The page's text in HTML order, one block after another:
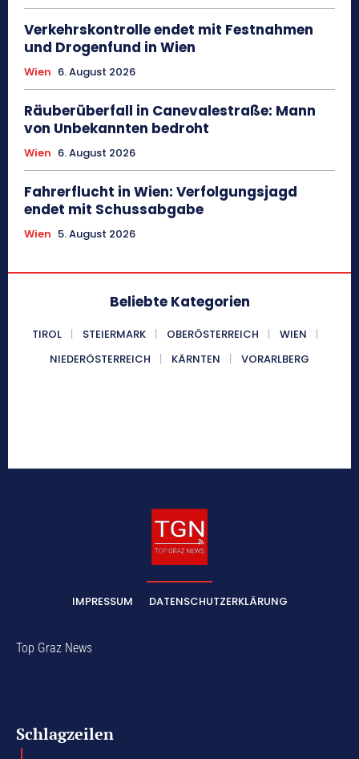
Verkehrskontrolle endet mit Festnahmen
und Drogenfund in Wien
Wien 6. August 2026
Räuberüberfall in Canevalestraße: Mann
von Unbekannten bedroht
Wien 6. August 2026
Fahrerflucht in Wien: Verfolgungsjagd
endet mit Schussabgabe
Wien 5. August 2026
Beliebte Kategorien
TIROL STEIERMARK OBERÖSTERREICH
WIEN
NIEDERÖSTERREICH
KÄRNTEN VORARLBERG
IMPRESSUM DATENSCHUTZERKLÄRUNG
Top Graz News
Schlagzeilen